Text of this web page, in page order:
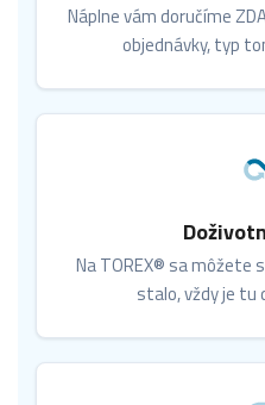
Náplne vám doručíme
objednávky, typ
Na TOREX® sa môžete
stalo, vždy je tu